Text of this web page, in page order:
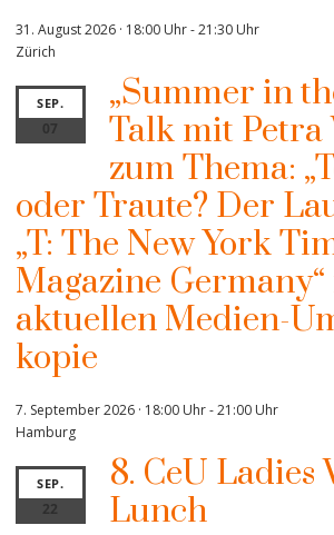
31. August 2026 · 18:00 Uhr-21:30 Uhr
Zürich
SEP.
07
„Summer in
Talk mit
zum Thema:
oder Traute? Der
„T: The New York
Magazine
aktuellen Medien-
kopie
7. September 2026 · 18:00 Uhr-21:00 Uhr
Hamburg
SEP.
22
8. CeU Ladies
Lunch